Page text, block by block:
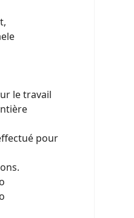
le travail
pour